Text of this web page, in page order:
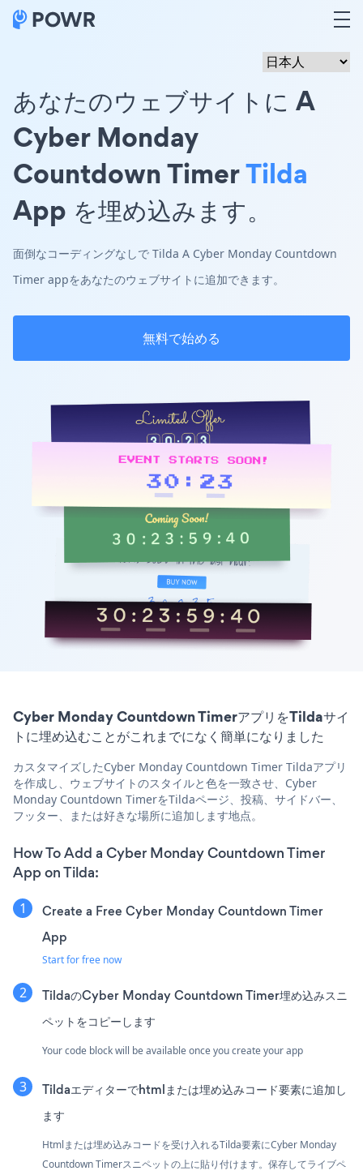
あなたのウェブサイトに A
Cyber Monday
Countdown TimerTilda
App を埋め込みます。
面倒なコーディングなしで Tilda A Cyber Monday Countdown
Timer appをあなたのウェブサイトに追加できます。
無料で始める
Cyber Monday Countdown TimerアプリをTildaサイ
トに埋め込むことがこれまでになく簡単になりました
カスタマイズしたCyber Monday Countdown Timer Tildaアプリ
を作成し、ウェブサイトのスタイルと色を一致させ、Cyber
Monday Countdown TimerをTildaページ、投稿、サイドバー、
フッター、または好きな場所に追加します地点。
How To Add a Cyber Monday Countdown Timer
App on Tilda:
Create a Free Cyber Monday Countdown Timer
App
Start for free now
TildaのCyber Monday Countdown Timer埋め込みスニ
ペットをコピーします
Your code block will be available once you create your app
Tildaエディターでhtmlまたは埋め込みコード要素に追加し
ます
Htmlまたは埋め込みコードを受け入れるTilda要素にCyber Monday
Countdown Timerスニペットの上に貼り付けます。保存してライブペ